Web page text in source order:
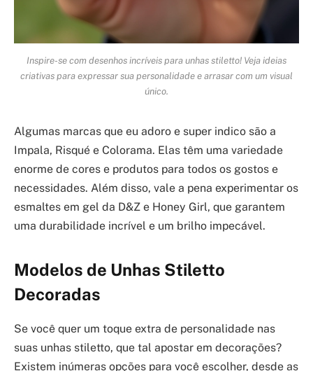
Inspire-se com desenhos incríveis para unhas stiletto! Veja ideias
criativas para expressar sua personalidade e arrasar com um visual
único.
Algumas marcas que eu adoro e super indico são a
Impala, Risqué e Colorama. Elas têm uma variedade
enorme de cores e produtos para todos os gostos e
necessidades. Além disso, vale a pena experimentar os
esmaltes em gel da D&Z e Honey Girl, que garantem
uma durabilidade incrível e um brilho impecável.
Modelos de Unhas Stiletto
Decoradas
Se você quer um toque extra de personalidade nas
suas unhas stiletto, que tal apostar em decorações?
Existem inúmeras opções para você escolher, desde as